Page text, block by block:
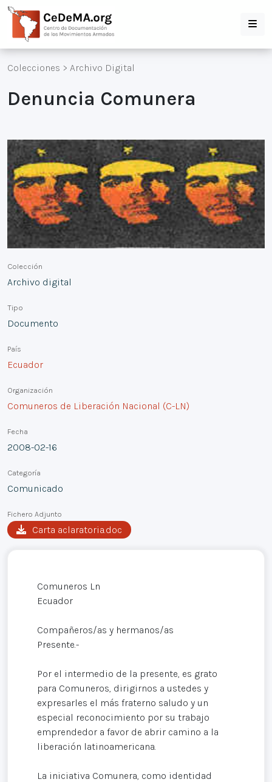
Colecciones > Archivo Digital
Denuncia Comunera
Colección
Archivo digital
Tipo
Documento
País
Ecuador
Organización
Comuneros de Liberación Nacional (C-LN)
Fecha
2008-02-16
Categoría
Comunicado
Fichero Adjunto
Carta aclaratoria.doc
Comuneros Ln
Ecuador
Compañeros/as y hermanos/as
Presente.-
Por el intermedio de la presente, es grato
para Comuneros, dirigirnos a ustedes y
expresarles el más fraterno saludo y un
especial reconocimiento por su trabajo
emprendedor a favor de abrir camino a la
liberación latinoamericana.
La iniciativa Comunera, como identidad